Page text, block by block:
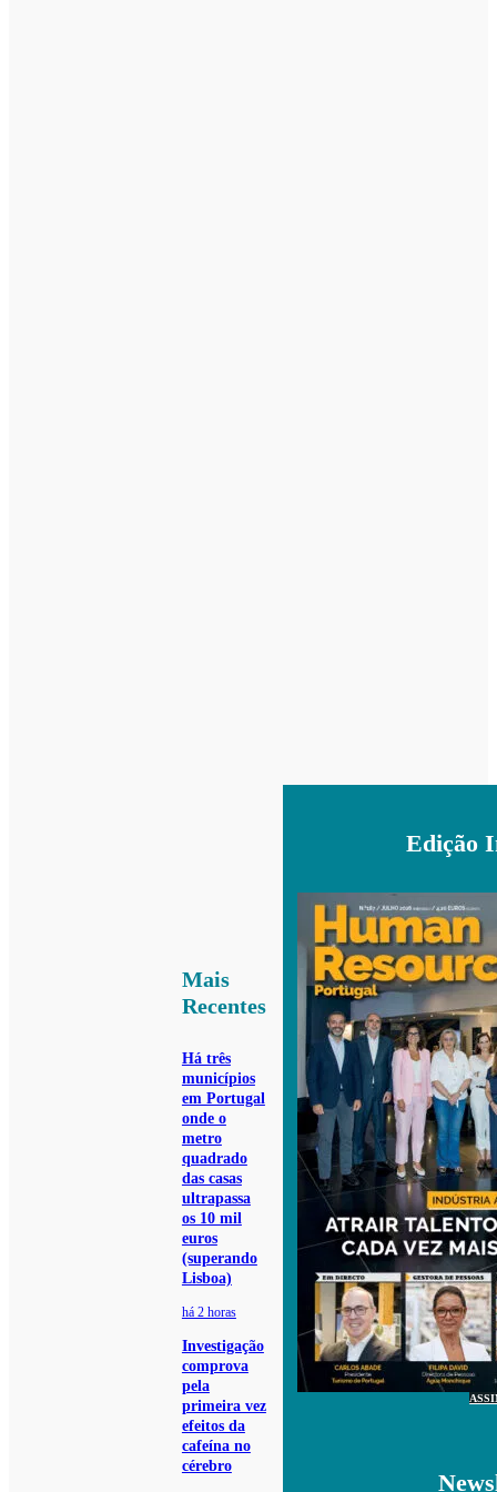
Mais
Recentes
Há três
municípios
em Portugal
onde o
metro
quadrado
das casas
ultrapassa
os 10 mil
euros
(superando
Lisboa)
há 2 horas
Investigação
comprova
pela
primeira vez
efeitos da
cafeína no
cérebro
Edição